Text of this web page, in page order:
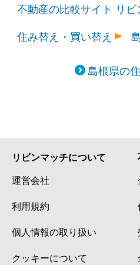
不動産の比較サイト リビ
住み替え・買い替え
島根県の
リビンマッチについて
運営会社
利用規約
個人情報の取り扱い
クッキーについて